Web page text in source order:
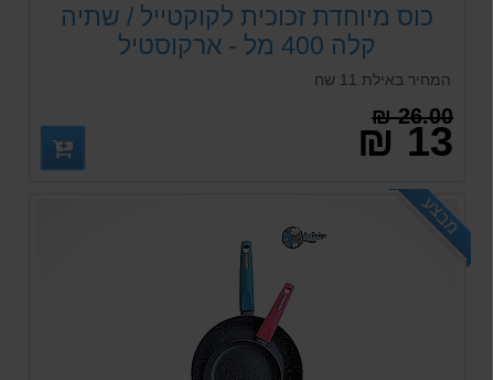
כוס מיוחדת זכוכית לקוקטייל / שתיה
קלה 400 מל - ארקוסטיל
המחיר באילת 11 שח
26.00 ₪
13 ₪
מבצע